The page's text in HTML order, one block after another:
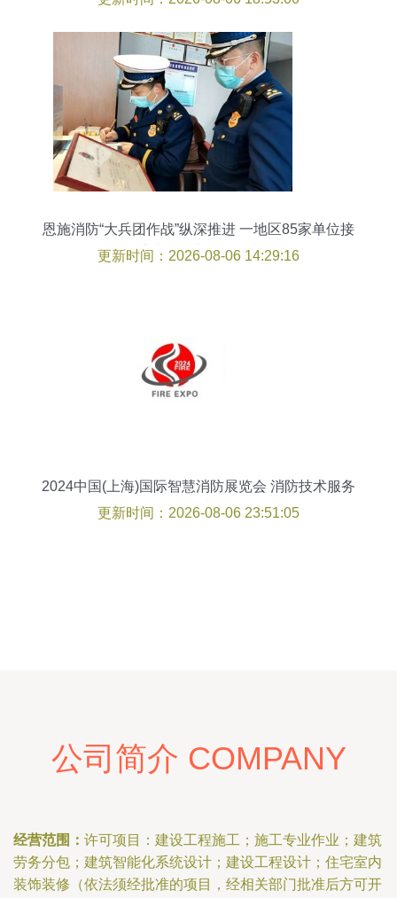
恩施消防“大兵团作战”纵深推进 一地区85家单位接
受消防技术服务检查
更新时间：2026-08-06 14:29:16
2024中国(上海)国际智慧消防展览会 消防技术服务
展品板块解析
更新时间：2026-08-06 23:51:05
公司简介 COMPANY
经营范围： 许可项目：建设工程施工；施工专业作业；建筑
劳务分包；建筑智能化系统设计；建设工程设计；住宅室内
装饰装修（依法须经批准的项目，经相关部门批准后方可开